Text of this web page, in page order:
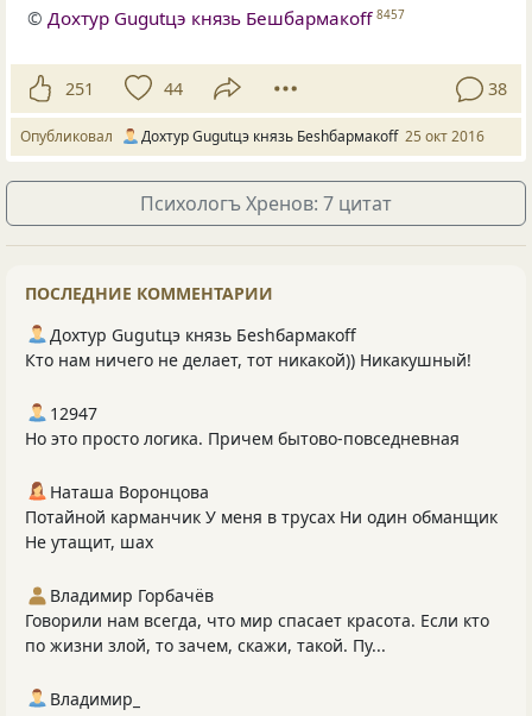
© Дохтур Gugutцэ князь Бешбармакоff 8457
251 44 38
Опубликовал Дохтур Gugutцэ князь Беshбармакоff 25 окт 2016
Психологъ Хренов: 7 цитат
ПОСЛЕДНИЕ КОММЕНТАРИИ
Дохтур Gugutцэ князь Беshбармакоff
Кто нам ничего не делает, тот никакой)) Никакушный!
12947
Но это просто логика. Причем бытово-повседневная
Наташа Воронцова
Потайной карманчик У меня в трусах Ни один обманщик
Не утащит, шах
Владимир Горбачёв
Говорили нам всегда, что мир спасает красота. Если кто
по жизни злой, то зачем, скажи, такой. Пу...
Владимир_